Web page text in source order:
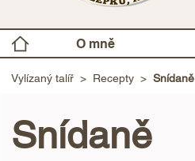
O mně
Vylízaný talíř > Recepty > Snídaně
Snídaně